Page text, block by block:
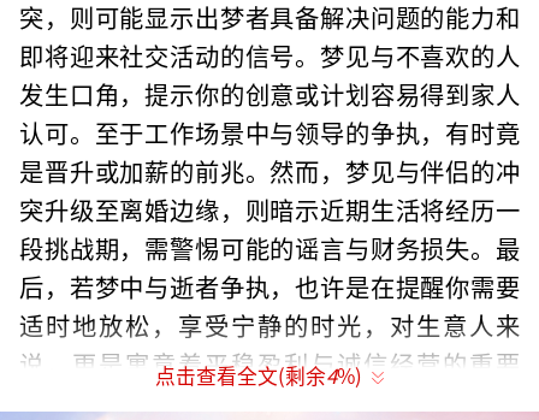
突，则可能显示出梦者具备解决问题的能力和
即将迎来社交活动的信号。梦见与不喜欢的人
发生口角，提示你的创意或计划容易得到家人
认可。至于工作场景中与领导的争执，有时竟
是晋升或加薪的前兆。然而，梦见与伴侣的冲
突升级至离婚边缘，则暗示近期生活将经历一
段挑战期，需警惕可能的谣言与财务损失。最
后，若梦中与逝者争执，也许是在提醒你需要
适时地放松，享受宁静的时光，对生意人来
说，更是寓意着平稳盈利与诚信经营的重要
性。
点击查看全文(剩余4%)